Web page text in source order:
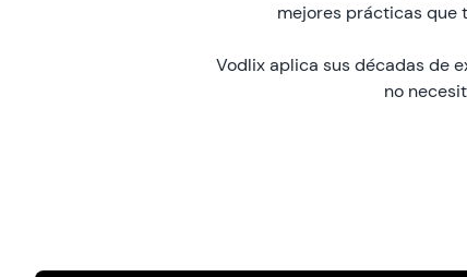
mejores prácticas que
Vodlix aplica sus décadas de
no